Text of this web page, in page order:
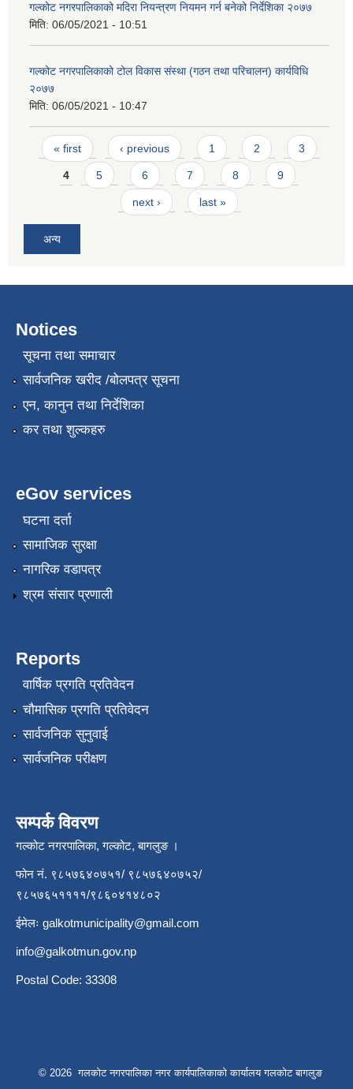
गल्कोट नगरपालिकाको मदिरा नियन्त्रण नियमन गर्न बनेको निर्देशिका २०७७
मिति: 06/05/2021 - 10:51
गल्कोट नगरपालिकाको टोल विकास संस्था (गठन तथा परिचालन) कार्यविधि
२०७७
मिति: 06/05/2021 - 10:47
Pages
« first ‹ previous 1 2 3
4 5 6 7 8 9
next › last »
अन्य
Notices
सूचना तथा समाचार
सार्वजनिक खरीद /बोलपत्र सूचना
एन, कानुन तथा निर्देशिका
कर तथा शुल्कहरु
eGov services
घटना दर्ता
सामाजिक सुरक्षा
नागरिक वडापत्र
श्रम संसार प्रणाली
Reports
वार्षिक प्रगति प्रतिवेदन
चौमासिक प्रगति प्रतिवेदन
सार्वजनिक सुनुवाई
सार्वजनिक परीक्षण
सम्पर्क विवरण
गल्कोट नगरपालिका, गल्कोट, बागलुङ ।
फोन नं. ९८५७६४०७५१/ ९८५७६४०७५२/
९८५७६५११११/९८६०४१४८०२
ईमेलः galkotmunicipality@gmail.com
info@galkotmun.gov.np
Postal Code: 33308
© 2026 गलकोट नगरपालिका नगर कार्यपालिकाको कार्यालय गलकोट बागलुङ